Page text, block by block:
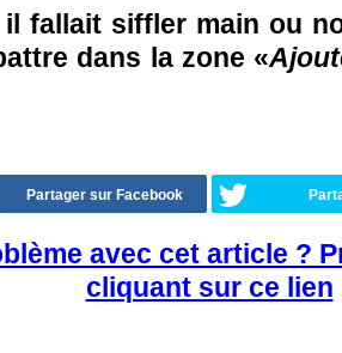
fallait siffler main ou
dans la zone «
Partager sur Facebook
avec cet article ?
cliquant sur ce lien